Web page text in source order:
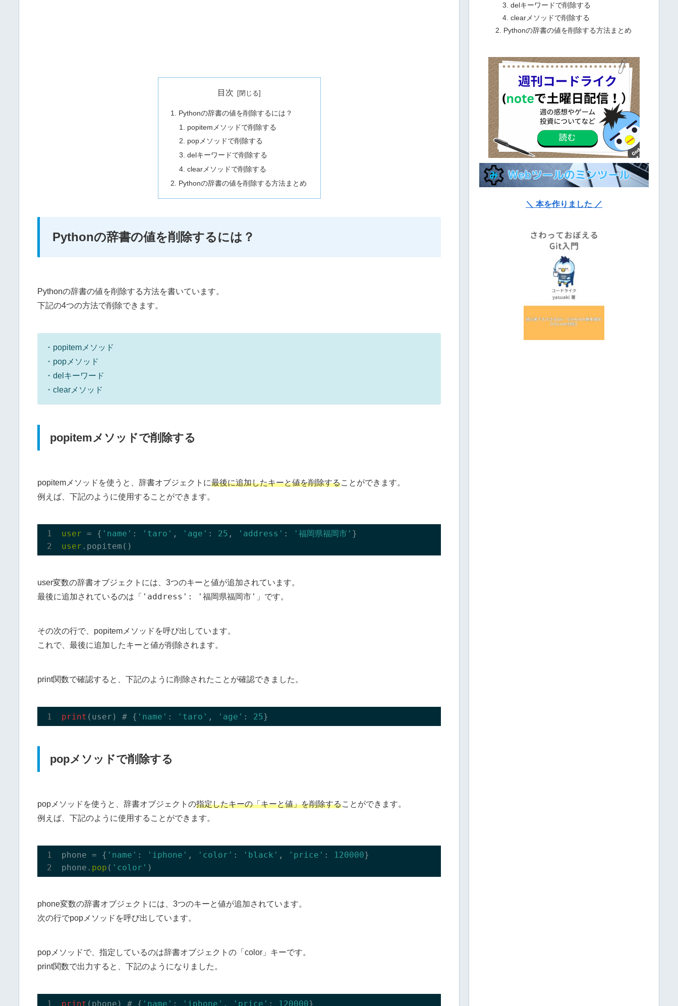
目次
Pythonの辞書の値を削除するには？
popitemメソッドで削除する
popメソッドで削除する
delキーワードで削除する
clearメソッドで削除する
Pythonの辞書の値を削除する方法まとめ
Pythonの辞書の値を削除するには？
Pythonの辞書の値を削除する方法を書いています。
下記の4つの方法で削除できます。
・popitemメソッド
・popメソッド
・delキーワード
・clearメソッド
popitemメソッドで削除する
popitemメソッドを使うと、辞書オブジェクトに最後に追加したキーと値を削除することができます。
例えば、下記のように使用することができます。
user = { 'name' : 'taro' , 'age' : 25 , 'address' : '福岡県福岡市'
user
user変数の辞書オブジェクトには、3つのキーと値が追加されています。
最後に追加されているのは「 'address': '福岡県福岡市' 」です。
その次の行で、popitemメソッドを呼び出しています。
これで、最後に追加したキーと値が削除されます。
print関数で確認すると、下記のように削除されたことが確認できました。
print (user) # { 'name' : 'taro' , 'age' : 25
popメソッドで削除する
popメソッドを使うと、辞書オブジェクトの指定したキーの「キーと値」を削除することができます。
例えば、下記のように使用することができます。
phone = { 'name' : 'iphone' , 'color' : 'black' , 'price' : 120000}
phone. pop ( 'color'
phone変数の辞書オブジェクトには、3つのキーと値が追加されています。
次の行でpopメソッドを呼び出しています。
popメソッドで、指定しているのは辞書オブジェクトの「color」キーです。
print関数で出力すると、下記のようになりました。
print (phone) # { 'name' : 'iphone' , 'price' : 120000
delキーワードで削除する
clearメソッドで削除する
Pythonの辞書の値を削除する方法まとめ
＼ 本を作りました ／